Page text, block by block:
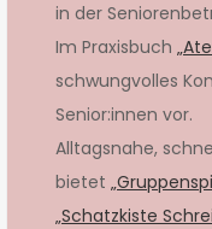
in der
Im Praxisbuch
schwungvolles
Senior:innen vor.
Alltagsnahe,
bietet
„Schatzkiste